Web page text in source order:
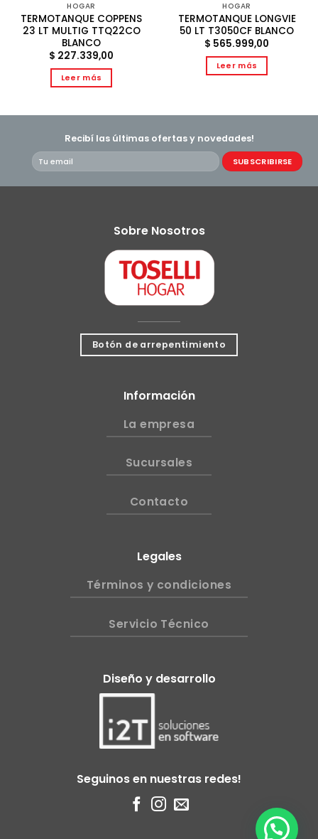
HOGAR
TERMOTANQUE COPPENS
23 LT MULTIG TTQ22CO
BLANCO
$ 227.339,00
Leer más
HOGAR
TERMOTANQUE LONGVIE
50 LT T3050CF BLANCO
$ 565.999,00
Leer más
Recibí las últimas ofertas y novedades!
Sobre Nosotros
Botón de arrepentimiento
Información
La empresa
Sucursales
Contacto
Legales
Términos y condiciones
Servicio Técnico
Diseño y desarrollo
Seguinos en nuestras redes!